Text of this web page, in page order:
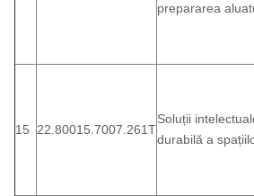
prepararea
15 22.80015.7007.261T
Soluții
durabilă a